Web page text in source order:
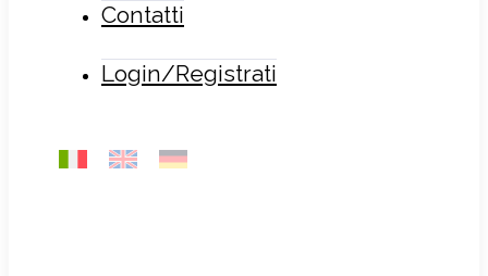
Contatti
Login/Registrati